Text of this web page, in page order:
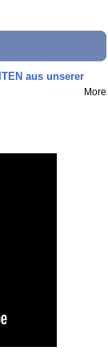
aus unserer
More